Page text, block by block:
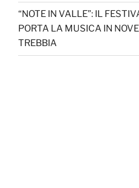
“NOTE IN VALLE”: IL
PORTA LA MUSICA IN
TREBBIA